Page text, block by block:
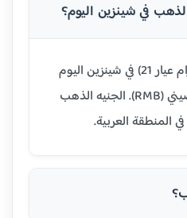
في شينزين اليوم؟
سعر الجنيه الذهب (8 جرام عيار 21) في شينزين اليوم
هو 6452 يوان رينمنبي صيني (RMB). الجنيه الذهب
المنطقة العربية.